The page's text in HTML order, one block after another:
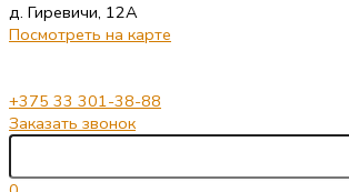
д. Гиревичи, 12А
Посмотреть на карте
+375 33 301-38-88
Заказать звонок